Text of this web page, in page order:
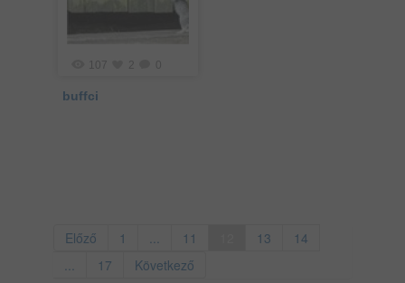
107 2
buffci
Előző 1 ... 11 13
14
...
17 Következő